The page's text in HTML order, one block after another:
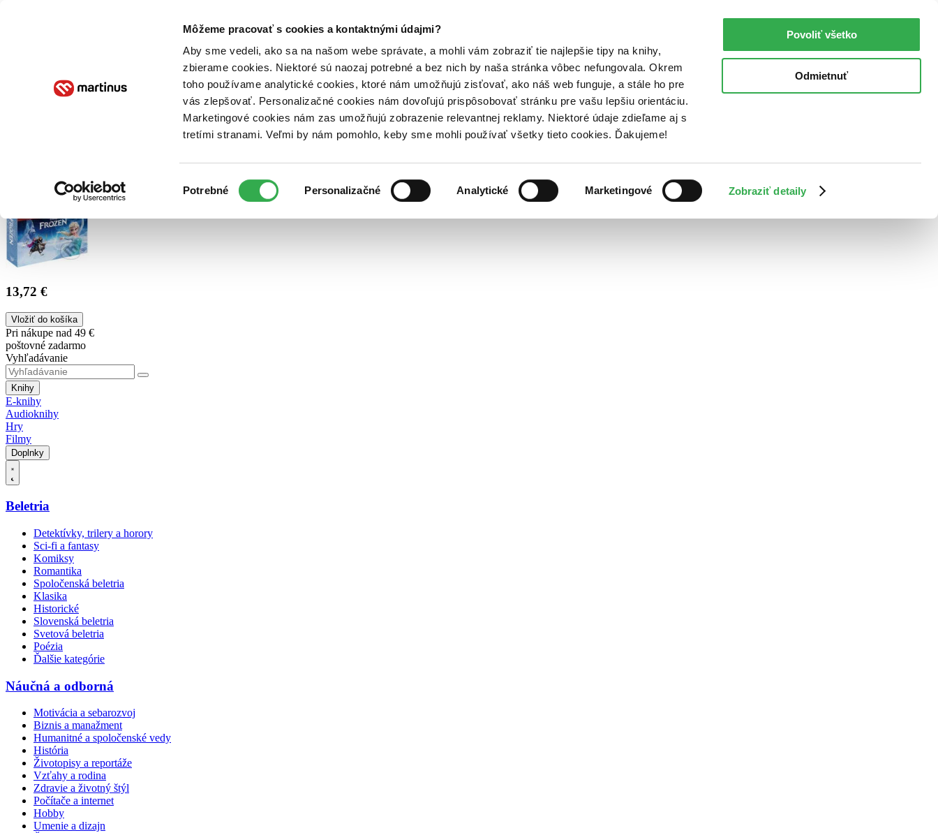
Môžeme pracovať s cookies a kontaktnými údajmi?
Aby sme vedeli, ako sa na našom webe správate, a mohli vám zobraziť tie najlepšie tipy na knihy,
zbierame cookies. Niektoré sú naozaj potrebné a bez nich by naša stránka vôbec nefungovala. Okrem
toho používame analytické cookies, ktoré nám umožňujú zisťovať, ako náš web funguje, a stále ho pre
vás zlepšovať. Personalizačné cookies nám dovoľujú prispôsobovať stránku pre vašu lepšiu orientáciu.
Marketingové cookies nám zas umožňujú zobrazenie relevantnej reklamy. Niektoré údaje zdieľame aj s
tretími stranami. Veľmi by nám pomohlo, keby sme mohli používať všetky tieto cookies. Ďakujeme!
súhlasu
Potrebné Personalizačné Analytické Marketingové Zobraziť detaily
Povoliť všetko
Odmietnuť
Poukážky Kontakt
13,72 €
Vložiť do košíka
Pri nákupe nad 49 €
poštovné zadarmo
Vyhľadávanie
Knihy
E-knihy
Audioknihy
Hry
Filmy
Doplnky
Beletria
Detektívky, trilery a horory
Sci-fi a fantasy
Komiksy
Romantika
Spoločenská beletria
Klasika
Historické
Slovenská beletria
Svetová beletria
Poézia
Ďalšie kategórie
Náučná a odborná
Motivácia a sebarozvoj
Biznis a manažment
Humanitné a spoločenské vedy
História
Životopisy a reportáže
Vzťahy a rodina
Zdravie a životný štýl
Počítače a internet
Hobby
Umenie a dizajn